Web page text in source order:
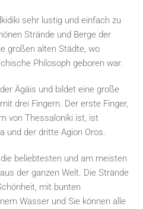
sehr lustig und einfach zu
Strände und Berge der
großen alten Städte, wo
Philosoph geboren war.
Ägäis und bildet eine große
drei Fingern. Der erste Finger,
von Thessaloniki ist, ist
und der dritte Agion Oros.
beliebtesten und am meisten
der ganzen Welt. Die Strände
mit bunten
Wasser und Sie können alle